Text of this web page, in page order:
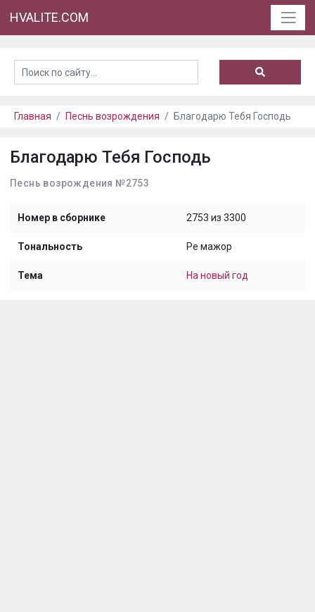
HVALITE.COM
Главная Песнь возрождения Благодарю Тебя Господь
Благодарю Тебя Господь
Песнь возрождения №2753
Номер в сборнике 2753 из 3300
Тональность Ре мажор
Тема На новый год